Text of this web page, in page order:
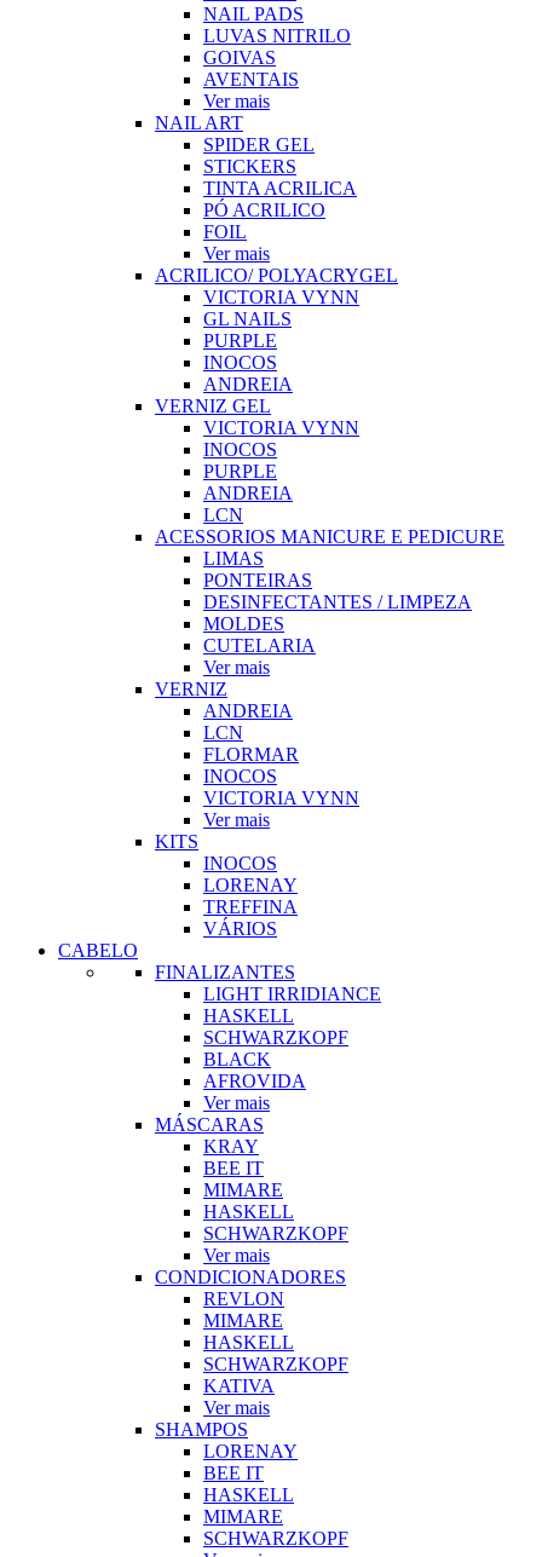
NAIL PADS
LUVAS NITRILO
GOIVAS
AVENTAIS
Ver mais
NAIL ART
SPIDER GEL
STICKERS
TINTA ACRILICA
PÓ ACRILICO
FOIL
Ver mais
ACRILICO/ POLYACRYGEL
VICTORIA VYNN
GL NAILS
PURPLE
INOCOS
ANDREIA
VERNIZ GEL
VICTORIA VYNN
INOCOS
PURPLE
ANDREIA
LCN
ACESSORIOS MANICURE E PEDICURE
LIMAS
PONTEIRAS
DESINFECTANTES / LIMPEZA
MOLDES
CUTELARIA
Ver mais
VERNIZ
ANDREIA
LCN
FLORMAR
INOCOS
VICTORIA VYNN
Ver mais
KITS
INOCOS
LORENAY
TREFFINA
VÁRIOS
CABELO
FINALIZANTES
LIGHT IRRIDIANCE
HASKELL
SCHWARZKOPF
BLACK
AFROVIDA
Ver mais
MÁSCARAS
KRAY
BEE IT
MIMARE
HASKELL
SCHWARZKOPF
Ver mais
CONDICIONADORES
REVLON
MIMARE
HASKELL
SCHWARZKOPF
KATIVA
Ver mais
SHAMPOS
LORENAY
BEE IT
HASKELL
MIMARE
SCHWARZKOPF